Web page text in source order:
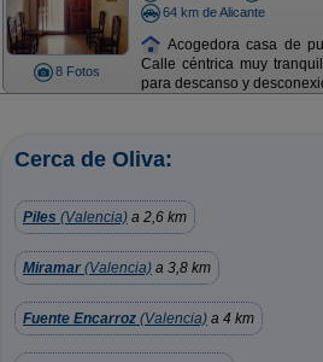
8 Fotos
64 km de Alicante
Acogedora casa de
Calle céntrica muy
para descanso y
Cerca de Oliva:
Piles (Valencia) a 2,6 km
Miramar (Valencia) a 3,8 km
Fuente Encarroz (Valencia) a 4 km